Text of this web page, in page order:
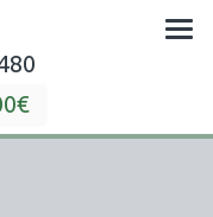
hortículas